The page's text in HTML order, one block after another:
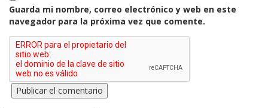
Guarda mi nombre, correo electrónico y web en este
navegador para la próxima vez que comente.